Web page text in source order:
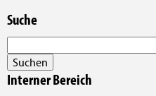
Suche
Interner Bereich